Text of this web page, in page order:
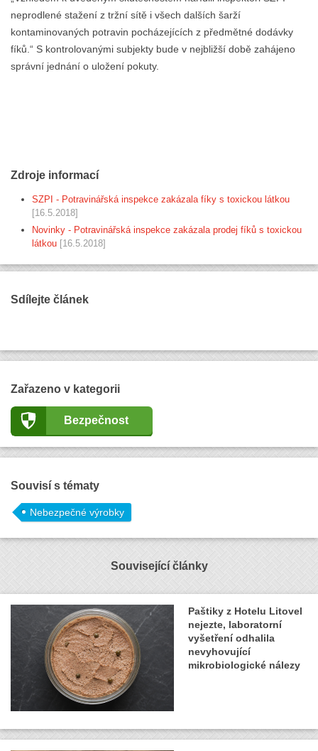
neprodlené stažení z tržní sítě i všech dalších šarží
kontaminovaných potravin pocházejících z předmětné dodávky
fíků.“ S kontrolovanými subjekty bude v nejbližší době zahájeno
správní jednání o uložení pokuty.
Zdroje informací
SZPI - Potravinářská inspekce zakázala fíky s toxickou látkou
[16.5.2018]
Novinky - Potravinářská inspekce zakázala prodej fíků s toxickou
látkou [16.5.2018]
Sdílejte článek
Zařazeno v kategorii
Bezpečnost
Souvisí s tématy
Nebezpečné výrobky
Související články
Paštiky z Hotelu Litovel
nejezte, laboratorní
vyšetření odhalila
nevyhovující
mikrobiologické nálezy